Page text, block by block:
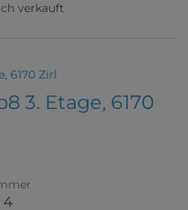
verkauft
3. Etage, 6170
4